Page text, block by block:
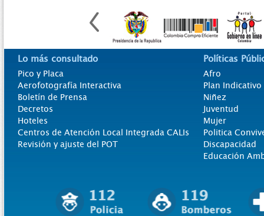
Lo más consultado
Pico y Placa
Aerofotografía Interactiva
Boletín de Prensa
Decretos
Hoteles
Centros de Atención Local Integrada CALIs
Revisión y ajuste del POT
Políticas
Afro
Plan
Niñez
Juventud
Mujer
Politica
Discapacidad
Educación